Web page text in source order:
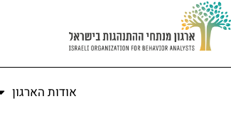
אודות הארגון